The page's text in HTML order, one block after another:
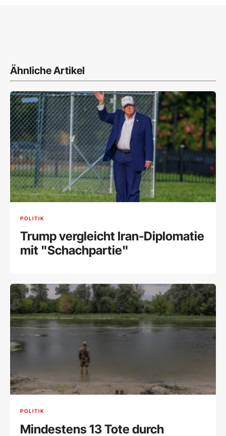
Ähnliche Artikel
POLITIK
Trump vergleicht Iran-Diplomatie
mit "Schachpartie"
POLITIK
Mindestens 13 Tote durch